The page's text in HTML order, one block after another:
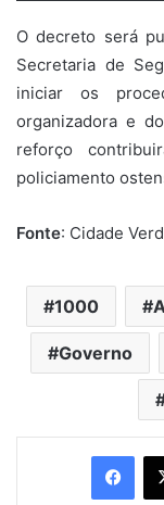
O decreto será
Secretaria de
iniciar os
organizadora e
reforço
policiamento
Fonte: Cidade
1000
Governo